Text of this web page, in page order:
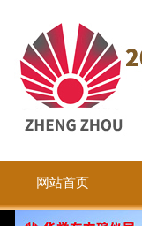
网站首页